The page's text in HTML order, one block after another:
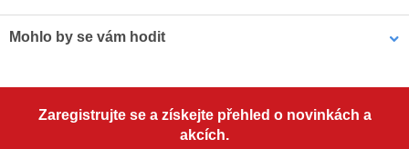
Japonský vývoj a technologie. Od roku 1959.
Prověřeno závodními stroji na závodech jako 24 hod Le Mans,
Mohlo by se vám hodit
Zaregistrujte se a získejte přehled o novinkách a
akcích.